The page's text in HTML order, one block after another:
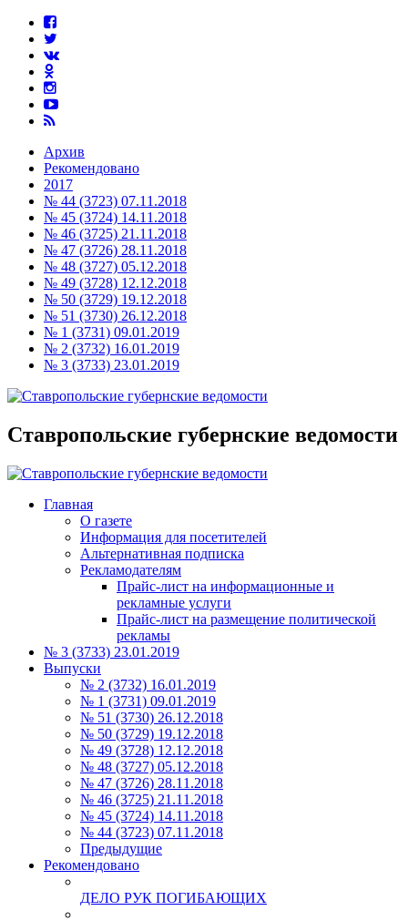
Архив
Рекомендовано
2017
№ 44 (3723) 07.11.2018
№ 45 (3724) 14.11.2018
№ 46 (3725) 21.11.2018
№ 47 (3726) 28.11.2018
№ 48 (3727) 05.12.2018
№ 49 (3728) 12.12.2018
№ 50 (3729) 19.12.2018
№ 51 (3730) 26.12.2018
№ 1 (3731) 09.01.2019
№ 2 (3732) 16.01.2019
№ 3 (3733) 23.01.2019
Ставропольские губернские ведомости
Главная
О газете
Информация для посетителей
Альтернативная подписка
Рекламодателям
Прайс-лист на информационные и
рекламные услуги
Прайс-лист на размещение политической
рекламы
№ 3 (3733) 23.01.2019
Выпуски
№ 2 (3732) 16.01.2019
№ 1 (3731) 09.01.2019
№ 51 (3730) 26.12.2018
№ 50 (3729) 19.12.2018
№ 49 (3728) 12.12.2018
№ 48 (3727) 05.12.2018
№ 47 (3726) 28.11.2018
№ 46 (3725) 21.11.2018
№ 45 (3724) 14.11.2018
№ 44 (3723) 07.11.2018
Предыдущие
Рекомендовано
ДЕЛО РУК ПОГИБАЮЩИХ